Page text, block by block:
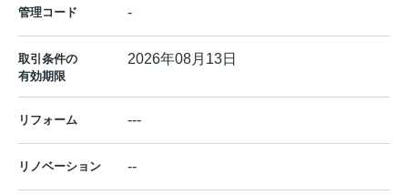
管理コード -
取引条件の
有効期限
2026年08月13日
リフォーム ---
リノベーション --